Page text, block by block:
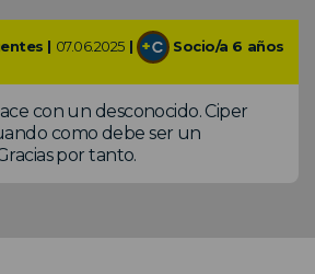
| 07.06.2025 |
Socio/a 6 años
con un desconocido. Ciper
como debe ser un
por tanto.